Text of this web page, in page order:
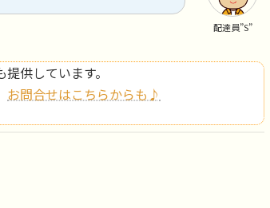
配達員”S”
供しています。
お問合せはこちらからも♪